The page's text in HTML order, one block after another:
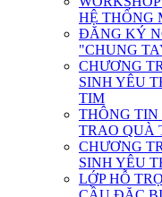
HỆ THỐNG
ĐĂNG KÝ
"CHUNG
CHƯƠNG
SINH YÊU
TIM
THÔNG
TRAO QUÀ
CHƯƠNG
SINH YÊU
LỚP HỖ